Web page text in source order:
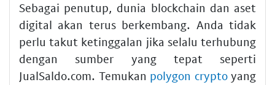
Sebagai penutup, dunia blockchain dan aset
digital akan terus berkembang. Anda tidak
perlu takut ketinggalan jika selalu terhubung
dengan sumber yang tepat seperti
JualSaldo.com. Temukan polygon cryptoyang